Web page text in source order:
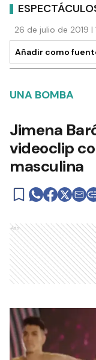
26 de julio de 2019 |
Añadir como
UNA BOMBA
Jimena
videoclip
masculina
Ads